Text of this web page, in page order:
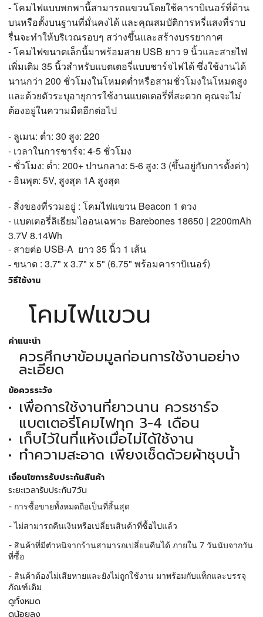
- โคมไฟแบบพกพานี้สามารถแขวนโดยใช้คาราบิเนอร์ที่ด้าน
บนหรือตั้งบนฐานที่มั่นคงได้ และคุณสมบัติการหรี่แสงที่ราบ
รื่นจะทำให้บริเวณรอบๆ สว่างขึ้นและสร้างบรรยากาศ
- โคมไฟขนาดเล็กนี้มาพร้อมสาย USB ยาว 9 นิ้วและสายไฟ
เพิ่มเติม 35 นิ้วสำหรับแบตเตอรี่แบบชาร์จไฟได้ ซึ่งใช้งานได้
นานกว่า 200 ชั่วโมงในโหมดต่ำหรือสามชั่วโมงในโหมดสูง
และด้วยตัวระบุอายุการใช้งานแบตเตอรี่ที่สะดวก คุณจะไม่
ต้องอยู่ในความมืดอีกต่อไป
- ลูเมน: ต่ำ: 30 สูง: 220
- เวลาในการชาร์จ: 4-5 ชั่วโมง
- ชั่วโมง: ต่ำ: 200+ ปานกลาง: 5-6 สูง: 3 (ขึ้นอยู่กับการตั้งค่า)
- อินพุต: 5V, สูงสุด 1A สูงสุด
- สิ่งของที่รวมอยู่ : โคมไฟแขวน Beacon 1 ดวง
- แบตเตอรี่ลิเธียมไออนเฉพาะ Barebones 18650 | 2200mAh
3.7V 8.14Wh
- สายต่อ USB-A ยาว 35 นิ้ว 1 เส้น
- ขนาด : 3.7" x 3.7" x 5" (6.75" พร้อมคาราบิเนอร์)
วิธีใช้งาน
โคมไฟแขวน
คำแนะนำ
ควรศึกษาข้อมมูลก่อนการใช้งานอย่าง
ละเอียด
ข้อควรระวัง
เพื่อการใช้งานที่ยาวนาน ควรชาร์จ
แบตเตอรี่โคมไฟทุก 3-4 เดือน
เก็บไว้ในที่แห้งเมื่อไม่ได้ใช้งาน
ทำความสะอาด เพียงเช็ดด้วยผ้าชุบน้ำ
เงื่อนไขการรับประกันสินค้า
ระยะเวลารับประกัน7วัน
- การซื้อขายทั้งหมดถือเป็นที่สิ้นสุด
- ไม่สามารถคืนเงินหรือเปลี่ยนสินค้าที่ซื้อไปแล้ว
- สินค้าที่มีตำหนิจากร้านสามารถเปลี่ยนคืนได้ ภายใน 7 วันนับจากวัน
ที่ซื้อ
- สินค้าต้องไม่เสียหายและยังไม่ถูกใช้งาน มาพร้อมกับแท็กและบรรจุ
ภัณฑ์เดิม
ดูทั้งหมด
ดูน้อยลง